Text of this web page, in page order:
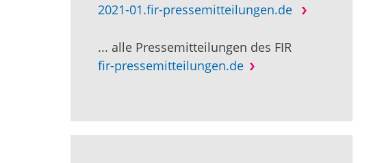
2021-01.fir-pressemitteilungen.de
... alle Pressemitteilungen des FIR
fir-pressemitteilungen.de